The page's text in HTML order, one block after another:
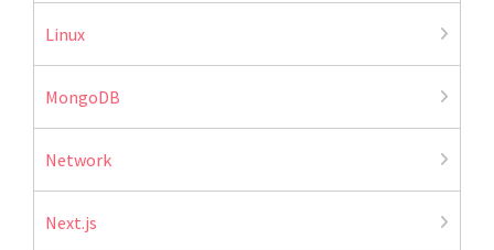
Linux
MongoDB
Network
Next.js